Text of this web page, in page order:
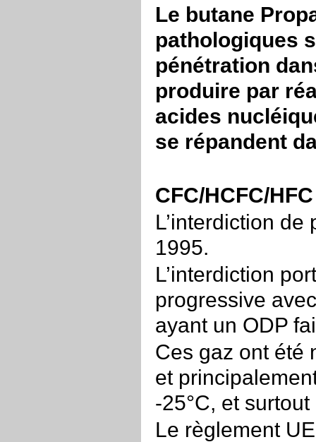
Le butane
pathologiques
pénétration
produire par
acides
se répandent
CFC/HCFC/HFC
L’interdiction
1995.
L’interdiction
progressive
ayant un ODP
Ces gaz ont été
et
-25°C, et
Le règlement